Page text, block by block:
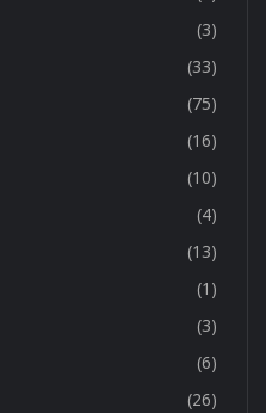
(3)
(33)
(75)
(16)
(10)
(4)
(13)
(1)
(3)
(6)
(26)